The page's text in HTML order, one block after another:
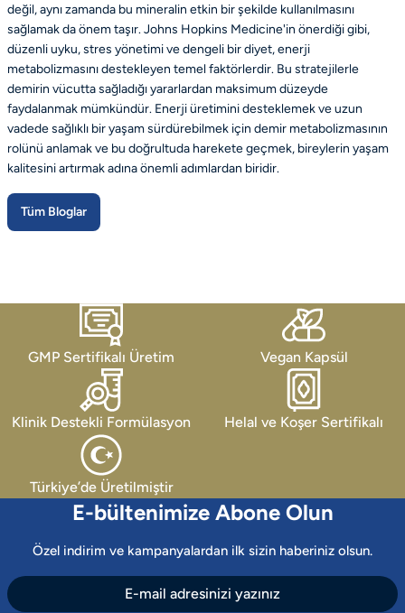
değil, aynı zamanda bu mineralin etkin bir şekilde kullanılmasını
sağlamak da önem taşır. Johns Hopkins Medicine'in önerdiği gibi,
düzenli uyku, stres yönetimi ve dengeli bir diyet, enerji
metabolizmasını destekleyen temel faktörlerdir. Bu stratejilerle
demirin vücutta sağladığı yararlardan maksimum düzeyde
faydalanmak mümkündür. Enerji üretimini desteklemek ve uzun
vadede sağlıklı bir yaşam sürdürebilmek için demir metabolizmasının
rolünü anlamak ve bu doğrultuda harekete geçmek, bireylerin yaşam
kalitesini artırmak adına önemli adımlardan biridir.
Tüm Bloglar
GMP Sertifikalı Üretim Vegan Kapsül
Klinik Destekli Formülasyon Helal ve Koşer Sertifikalı
Türkiye’de Üretilmiştir
E-bültenimize Abone Olun
Özel indirim ve kampanyalardan ilk sizin haberiniz olsun.